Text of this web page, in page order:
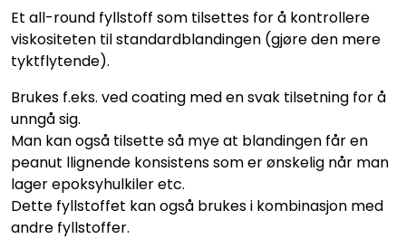
Et all-round fyllstoff som tilsettes for å kontrollere
viskositeten til standardblandingen (gjøre den mere
tyktflytende).
Brukes f.eks. ved coating med en svak tilsetning for å
unngå sig.
Man kan også tilsette så mye at blandingen får en
peanut llignende konsistens som er ønskelig når man
lager epoksyhulkiler etc.
Dette fyllstoffet kan også brukes i kombinasjon med
andre fyllstoffer.